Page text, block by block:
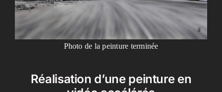
Photo de la peinture terminée
Réalisation d’une peinture en